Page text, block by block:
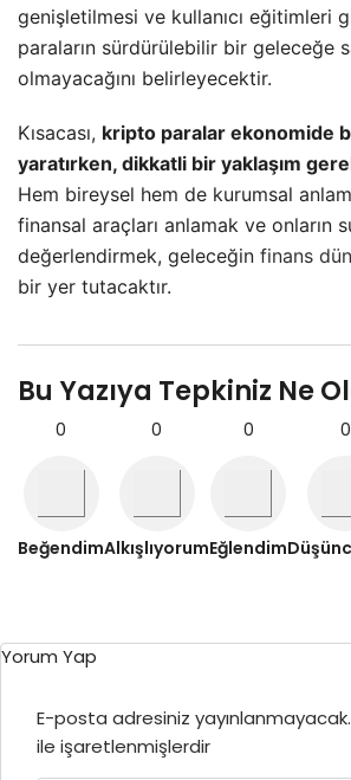
genişletilmesi ve kullanıcı eğitimleri
paraların sürdürülebilir bir geleceğe
olmayacağını belirleyecektir.
Kısacası, kripto paralar ekonomide
yaratırken, dikkatli bir yaklaşım
Hem bireysel hem de kurumsal
finansal araçları anlamak ve onların
değerlendirmek, geleceğin finans
bir yer tutacaktır.
Bu Yazıya Tepkiniz Ne
0
Beğendim
0
Alkışlıyorum
0
Eğlendim
0
Yorum Yap
E-posta adresiniz yayınlanmayacak.
ile işaretlenmişlerdir